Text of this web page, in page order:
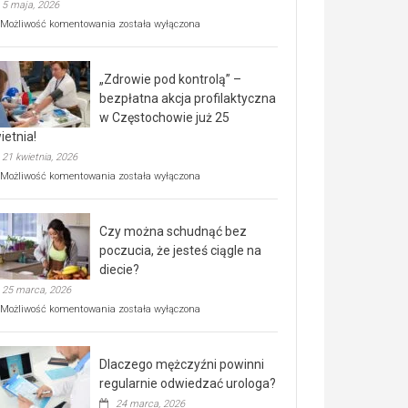
5 maja, 2026
Możliwość komentowania Rusza
rehabilitacji
dla
seniorów!
została wyłączona
„Zdrowie pod kontrolą” –
bezpłatna akcja profilaktyczna
w Częstochowie już 25
21 kwietnia, 2026
Możliwość komentowania „Zdrowie
bezpłatna
akcja
profilaktyczna
w
już
kwietnia!
została wyłączona
Czy można schudnąć bez
poczucia, że jesteś ciągle na
diecie?
25 marca, 2026
Możliwość komentowania Czy
poczucia,
że
została wyłączona
Dlaczego mężczyźni powinni
regularnie odwiedzać urologa?
24 marca, 2026